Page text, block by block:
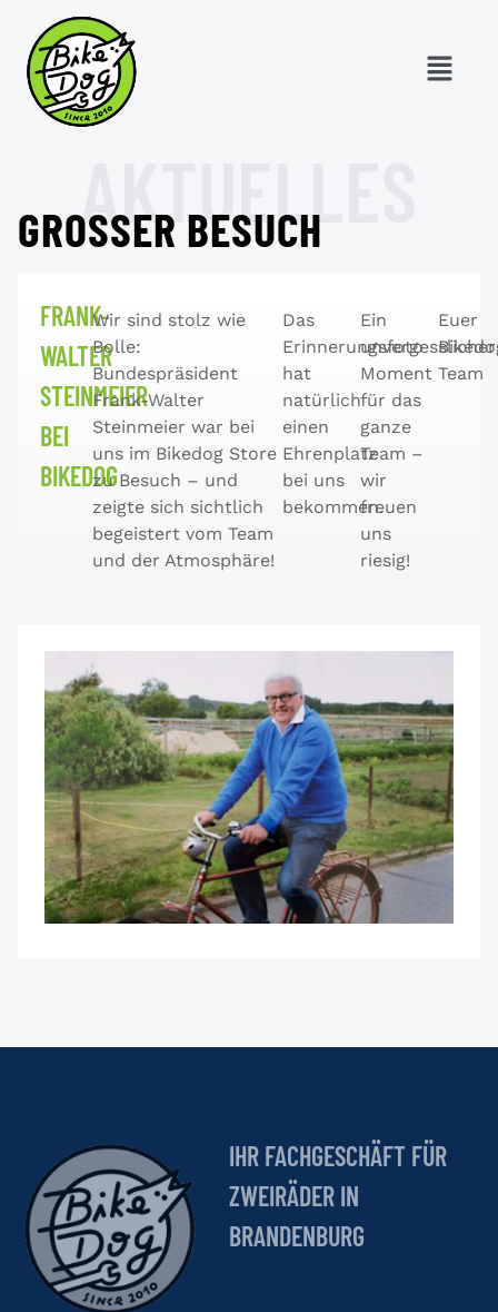
AKTUELLES
GROSSER BESUCH
FRANK-
WALTER
STEINMEIER
BEI
BIKEDOG
Wir sind stolz wie
Bolle:
Bundespräsident
Frank-Walter
Steinmeier war bei
uns im Bikedog Store
zu Besuch – und
zeigte sich sichtlich
begeistert vom Team
und der Atmosphäre!
Das
Erinnerungsfoto
hat
natürlich
einen
Ehrenplatz
bei uns
bekommen.
Ein
unvergesslicher
Moment
für das
ganze
Team –
wir
freuen
uns
riesig!
Euer
Team
IHR FACHGESCHÄFT FÜR
ZWEIRÄDER IN
BRANDENBURG